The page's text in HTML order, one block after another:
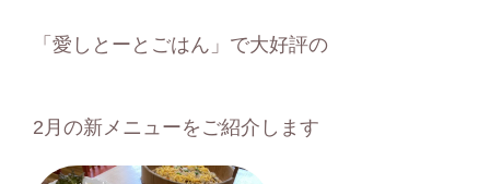
「愛しとーとごはん」で大好評の
2月の新メニューをご紹介します